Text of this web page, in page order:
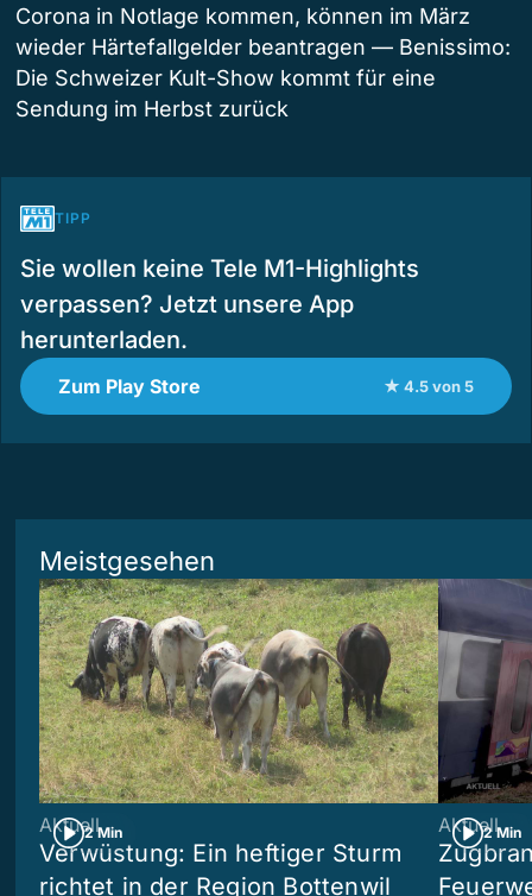
Corona in Notlage kommen, können im März
wieder Härtefallgelder beantragen — Benissimo:
Die Schweizer Kult-Show kommt für eine
Sendung im Herbst zurück
TIPP
Sie wollen keine Tele M1-Highlights
verpassen? Jetzt unsere App
herunterladen.
Zum Play Store ★ 4.5 von 5
Meistgesehen
2 Min
Aktuell
Verwüstung: Ein heftiger Sturm
richtet in der Region Bottenwil
2 Min
Aktuell